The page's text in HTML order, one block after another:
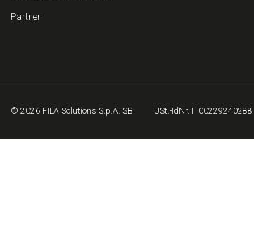
Partner
© 2026 FILA Solutions S.p.A. SB USt.-IdNr. IT00229240288